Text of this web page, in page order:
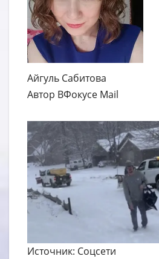
Айгуль Сабитова
Автор ВФокусе Mail
Источник: Соцсети